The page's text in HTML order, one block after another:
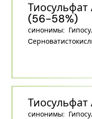
(56-58%)
синонимы:
синонимы: